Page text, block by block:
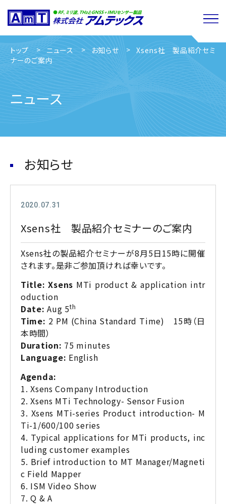
トップ ニュース お知らせ
Xsens社 製品紹介セミ
ナーのご案内
ニュース
お知らせ
2020.07.31
Xsens社 製品紹介セミナーのご案内
Xsens社の製品紹介セミナーが8月5日15時に開催
されます。是非ご参加頂ければ幸いです。
Title: Xsens MTi product & application intr
oduction
Date:Aug 5th
Time: 2 PM (China Standard Time) 15時（日
本時間）
Duration: 75 minutes
Language: English
Agenda:
1. Xsens Company Introduction
2. Xsens MTi Technology- Sensor Fusion
3. Xsens MTi-series Product introduction- M
Ti-1/600/100 series
4. Typical applications for MTi products, inc
luding customer examples
5. Brief introduction to MT Manager/Magneti
c Field Mapper
6. ISM Video Show
7. Q & A